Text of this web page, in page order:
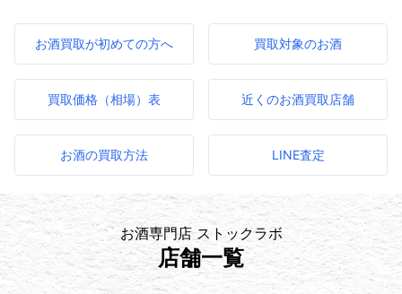
お酒買取が初めての方へ 買取対象のお酒
買取価格（相場）表 近くのお酒買取店舗
お酒の買取方法 LINE査定
お酒専門店 ストックラボ
店舗一覧